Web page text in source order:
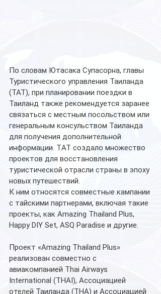
По словам Ютасака Супасорна, главы
Туристического управления Таиланда
(TAT), при планировании поездки в
Таиланд также рекомендуется заранее
связаться с местным посольством или
генеральным консульством Таиланда
для получения дополнительной
информации. ТAT создало множество
проектов для восстановления
туристической отрасли страны в эпоху
новых путешествий.
К ним относятся совместные кампании
с тайскими партнерами, включая такие
проекты, как Amazing Thailand Plus,
Happy DIY Set, ASQ Paradise и другие.
Проект «Amazing Thailand Plus»
реализован совместно с
авиакомпанией Thai Airways
International (THAI), Ассоциацией
отелей Таиланда (THA) и Ассоциацией